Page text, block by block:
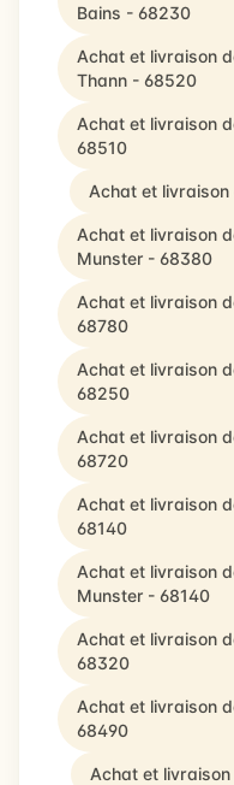
Bains - 68230
Achat et livraison
Thann - 68520
Achat et livraison
68510
Achat et livraison
Achat et livraison
Munster - 68380
Achat et livraison
68780
Achat et livraison
68250
Achat et livraison
68720
Achat et livraison
68140
Achat et livraison
Munster - 68140
Achat et livraison
68320
Achat et livraison
68490
Achat et